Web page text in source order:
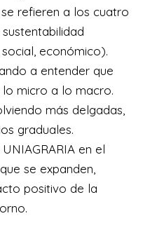
refieren a los cuatro
económico).
a entender que
micro a lo macro.
más delgadas,
graduales.
en el
se expanden,
positivo de la